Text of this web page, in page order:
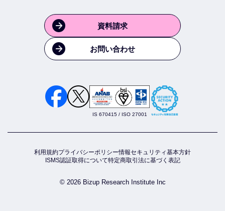
資料請求
お問い合わせ
IS 670415 / ISO 27001
利用規約プライバシーポリシー情報セキュリティ基本方針
ISMS認証取得について特定商取引法に基づく表記
© 2026 Bizup Research Institute Inc